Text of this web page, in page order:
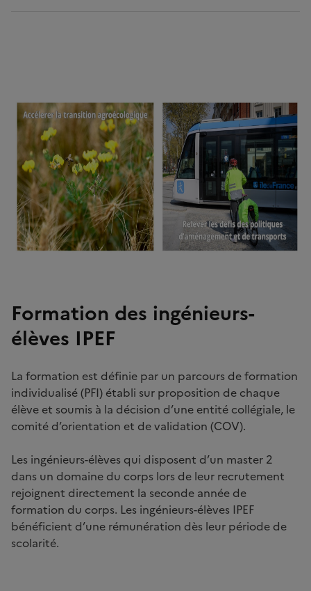
Image
Formation des ingénieurs-
élèves IPEF
La formation est définie par un parcours de formation
individualisé (PFI) établi sur proposition de chaque
élève et soumis à la décision d’une entité collégiale, le
comité d’orientation et de validation (COV).
Les ingénieurs-élèves qui disposent d’un master 2
dans un domaine du corps lors de leur recrutement
rejoignent directement la seconde année de
formation du corps. Les ingénieurs-élèves IPEF
bénéficient d’une rémunération dès leur période de
scolarité.